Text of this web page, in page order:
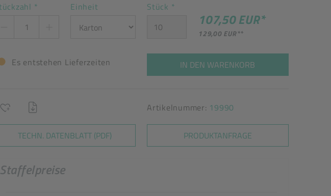
* Einheit Stück *
107,50 EUR*
129,00 EUR**
Es entstehen Lieferzeiten IN DEN WARENKORB
Artikelnummer: 19990
TECHN. DATENBLATT (PDF) PRODUKTANFRAGE
Staffelpreise